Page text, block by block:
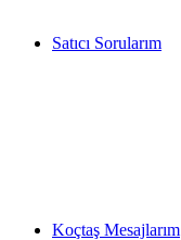
Satıcı Sorularım
Koçtaş Mesajlarım